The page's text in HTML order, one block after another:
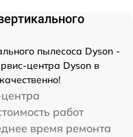
пылесоса Dyson -
центра Dyson в
работ
время ремонта